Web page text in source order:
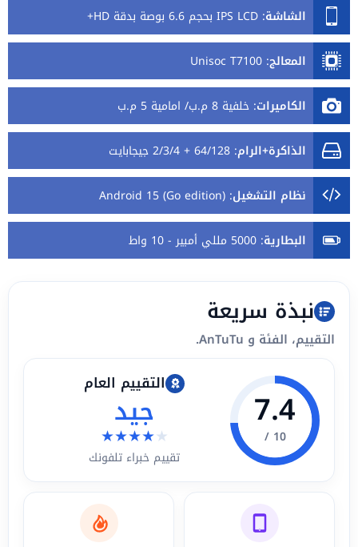
الشاشة: IPS LCD بحجم 6.6 بوصة بدقة HD+
المعالج:
Unisoc T7100
الكاميرات: خلفية 8 م.ب/ امامية 5 م.ب
الذاكرة+الرام: 64/128 + 2/3/4 جيجابايت
نظام التشغيل:
Android 15 (Go edition)
البطارية: 5000 مللي أمبير - 10 واط
نبذة سريعة
التقييم، الفئة و AnTuTu.
7.4
10 /
التقييم العام
جيد
★★★★★
تقييم خبراء تلفونك